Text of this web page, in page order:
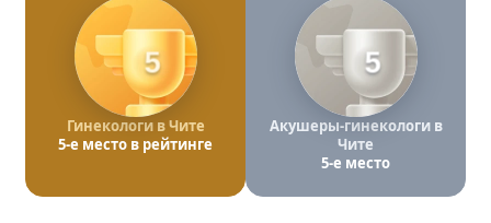
5
Гинекологи в Чите
5-е место в рейтинге
5
Акушеры-гинекологи в
Чите
5-е место